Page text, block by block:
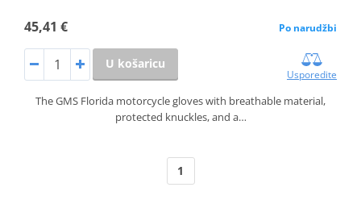
45,41 € Po narudžbi
U košaricu
Usporedite
The GMS Florida motorcycle gloves with breathable material,
protected knuckles, and a…
1